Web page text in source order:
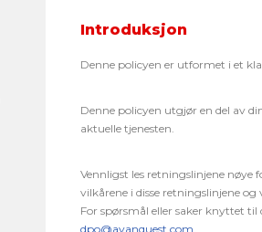
Introduksjon
Denne policyen er utformet i et
Denne policyen utgjør en del av
aktuelle tjenesten.
Vennligst les retningslinjene nøye
vilkårene i disse retningslinjene
For spørsmål eller saker knyttet
dpo@avanquest.com.